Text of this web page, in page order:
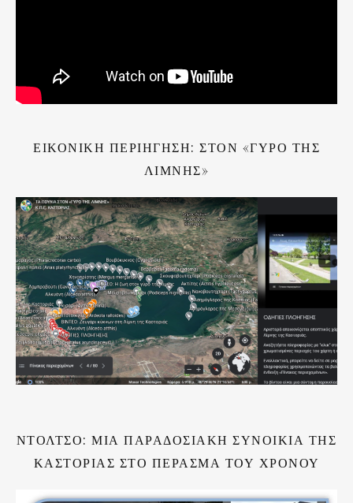
ΕΙΚΟΝΙΚΗ ΠΕΡΙΗΓΗΣΗ: ΣΤΟΝ «ΓΥΡΟ ΤΗΣ
ΛΙΜΝΗΣ»
ΝΤΟΛΤΣΌ: ΜΙΑ ΠΑΡΑΔΟΣΙΑΚΉ ΣΥΝΟΙΚΊΑ ΤΗΣ
ΚΑΣΤΟΡΙΆΣ ΣΤΟ ΠΈΡΑΣΜΑ ΤΟΥ ΧΡΌΝΟΥ